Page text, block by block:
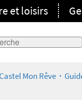
et loisirs
Mon Rêve・